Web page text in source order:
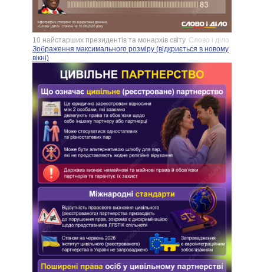
10 найстарших президентів та монархів світу Слово і діло
Зображення максимального розміру (відкриється в новому
вікні)